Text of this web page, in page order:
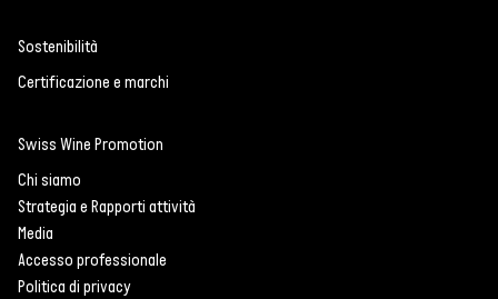
Sostenibilità
Certificazione e marchi
Swiss Wine Promotion
Chi siamo
Strategia e Rapporti attività
Media
Accesso professionale
Politica di privacy